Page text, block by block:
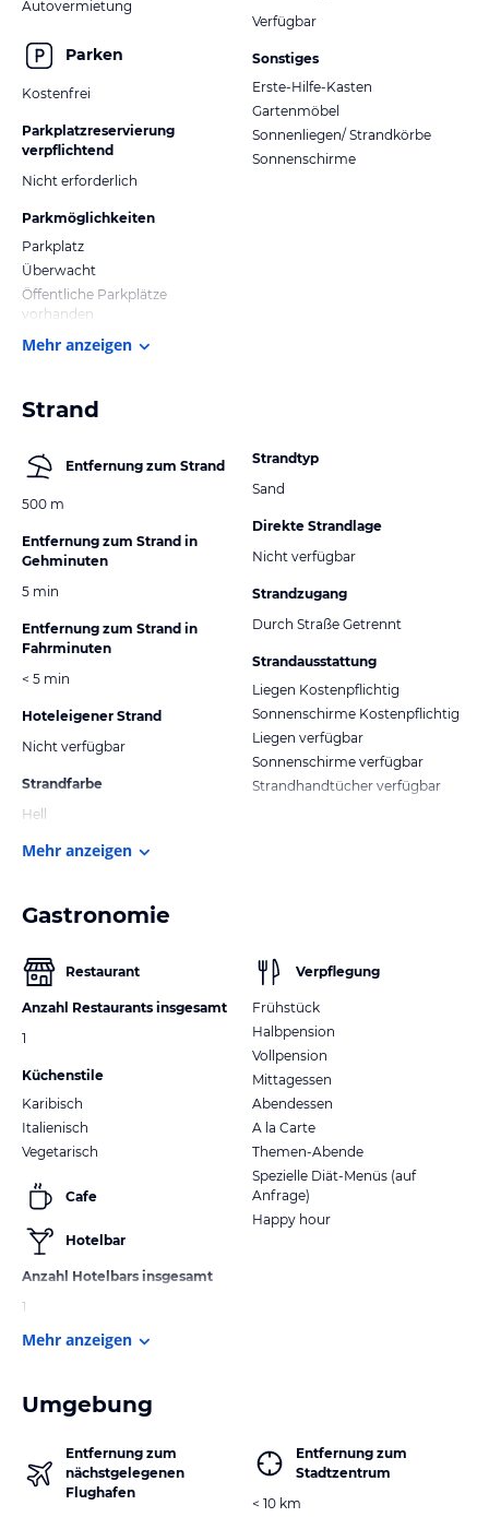
Autovermietung
Parken
Kostenfrei
Parkplatzreservierung
verpflichtend
Nicht erforderlich
Parkmöglichkeiten
Parkplatz
Überwacht
Öffentliche Parkplätze
vorhanden
Verfügbar
Sonstiges
Erste-Hilfe-Kasten
Gartenmöbel
Sonnenliegen/ Strandkörbe
Sonnenschirme
Mehr anzeigen
Strand
Entfernung zum Strand
500 m
Entfernung zum Strand in
Gehminuten
5 min
Entfernung zum Strand in
Fahrminuten
< 5 min
Hoteleigener Strand
Nicht verfügbar
Strandfarbe
Hell
Strandtyp
Sand
Direkte Strandlage
Nicht verfügbar
Strandzugang
Durch Straße Getrennt
Strandausstattung
Liegen Kostenpflichtig
Sonnenschirme Kostenpflichtig
Liegen verfügbar
Sonnenschirme verfügbar
Strandhandtücher verfügbar
Mehr anzeigen
Gastronomie
Restaurant
Anzahl Restaurants insgesamt
1
Küchenstile
Karibisch
Italienisch
Vegetarisch
Cafe
Hotelbar
Anzahl Hotelbars insgesamt
1
Verpflegung
Frühstück
Halbpension
Vollpension
Mittagessen
Abendessen
A la Carte
Themen-Abende
Spezielle Diät-Menüs (auf
Anfrage)
Happy hour
Mehr anzeigen
Umgebung
Entfernung zum
nächstgelegenen
Flughafen
Entfernung zum
Stadtzentrum
< 10 km